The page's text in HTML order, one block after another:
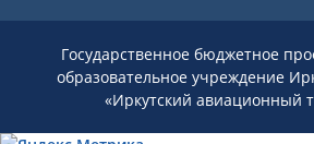
Государственное бюджетное
образовательное учреждение
«Иркутский авиационный